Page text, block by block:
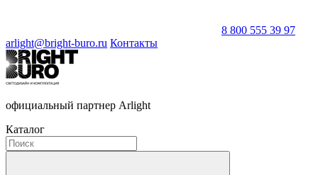
8 800 555 39 97
arlight@bright-buro.ru Контакты
официальный партнер Arlight
Каталог